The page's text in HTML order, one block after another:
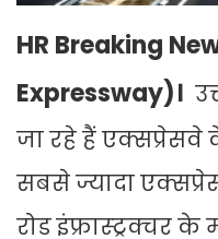
HR Breaking
Expressway)।
जा रहे हैं एक्सप्रेसवे
सबसे ज्यादा
रोड इंफ्रास्ट्रक्चर